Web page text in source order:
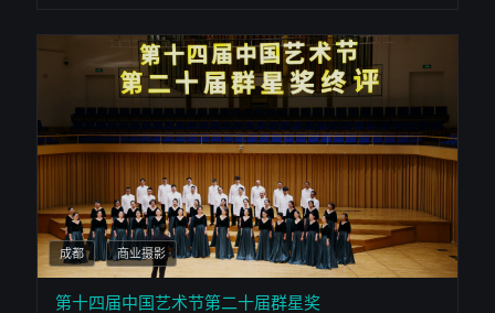
成都 商业摄影
第十四届中国艺术节第二十届群星奖